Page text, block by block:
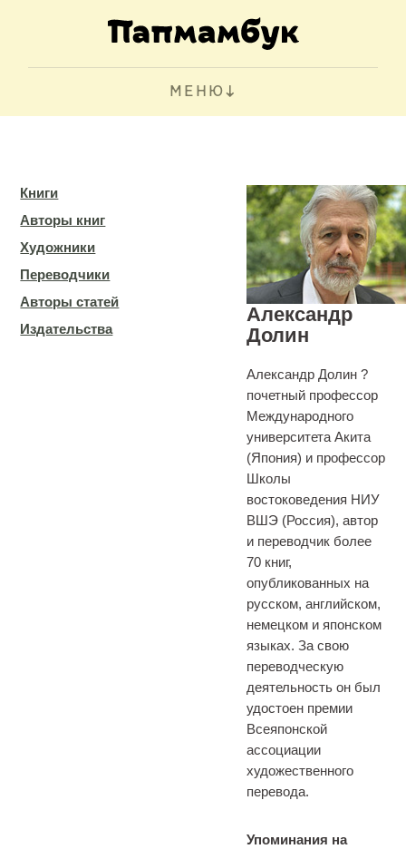
МЕНЮ
Книги
Авторы книг
Художники
Переводчики
Авторы статей
Издательства
Александр
Долин
Александр Долин ?
почетный профессор
Международного
университета Акита
(Япония) и профессор
Школы
востоковедения НИУ
ВШЭ (Россия), автор
и переводчик более
70 книг,
опубликованных на
русском, английском,
немецком и японском
языках. За свою
переводческую
деятельность он был
удостоен премии
Всеяпонской
ассоциации
художественного
перевода.
Упоминания на